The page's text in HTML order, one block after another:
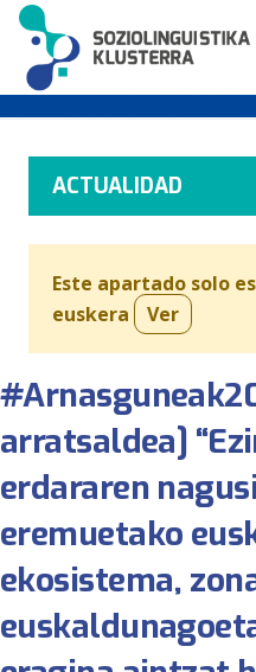
ACTUALIDAD
Este apartado solo
euskera
Ver
arratsaldea]
erdararen
eremuetako
ekosistema,